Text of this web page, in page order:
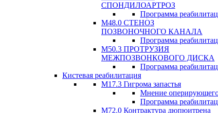
СПОНДИЛОАРТРОЗ
Программа
М48.0 СТЕНОЗ
ПОЗВОНОЧНОГО КАНАЛА
Программа
М50.3 ПРОТРУЗИЯ
МЕЖПОЗВОНКОВОГО ДИСКА
Программа
Кистевая реабилитация
M17.3 Гигрома запастья
Мнение
Программа
М72.0 Контрактура дюпюитрена